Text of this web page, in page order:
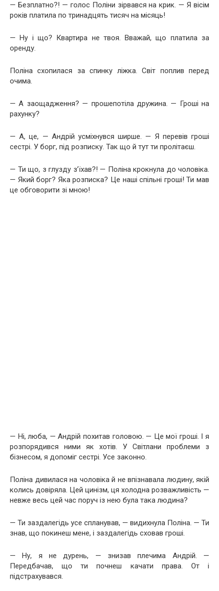
— Безплатно?! — голос Поліни зірвався на крик. — Я вісім
років платила по тринадцять тисяч на місяць!
— Ну і що? Квартира не твоя. Вважай, що платила за
оренду.
Поліна схопилася за спинку ліжка. Світ поплив перед
очима.
— А заощадження? — прошепотіла дружина. — Гроші на
рахунку?
— А, це, — Андрій усміхнувся ширше. — Я перевів гроші
сестрі. У борг, під розписку. Так що й тут ти пролітаєш.
— Ти що, з глузду з’їхав?! — Поліна крокнула до чоловіка.
— Який борг? Яка розписка? Це наші спільні гроші! Ти мав
це обговорити зі мною!
— Ні, люба, — Андрій похитав головою. — Це мої гроші. І я
розпорядився ними як хотів. У Світлани проблеми з
бізнесом, я допоміг сестрі. Усе законно.
Поліна дивилася на чоловіка й не впізнавала людину, якій
колись довіряла. Цей цинізм, ця холодна розважливість —
невже весь цей час поруч із нею була така людина?
— Ти заздалегідь усе спланував, — видихнула Поліна. — Ти
знав, що покинеш мене, і заздалегідь сховав гроші.
— Ну, я не дурень, — знизав плечима Андрій. —
Передбачав, що ти почнеш качати права. От і
підстрахувався.